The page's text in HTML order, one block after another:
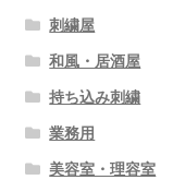
刺繍屋
和風・居酒屋
持ち込み刺繍
業務用
美容室・理容室